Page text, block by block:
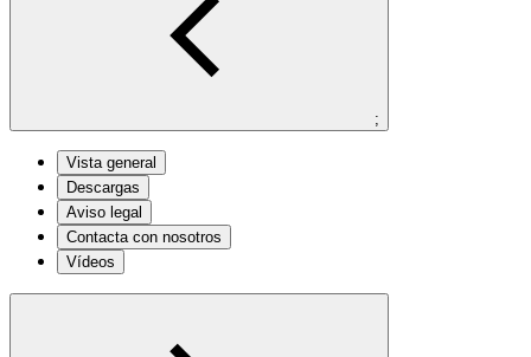
;
Vista general
Descargas
Aviso legal
Contacta con nosotros
Vídeos